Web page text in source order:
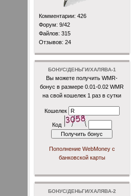
Комментарии: 426
Форум: 9/42
Файлов: 315
Отзывов: 24
БОНУС/ДЕНЬГИ/ХАЛЯВА-1
Вы можете получить WMR-
бонус в размере 0.01-0.02 WMR
на свой кошелек 1 раз в сутки
Кошелек
Код
Пополнение WebMoney с
банковской карты
БОНУС/ДЕНЬГИ/ХАЛЯВА-2